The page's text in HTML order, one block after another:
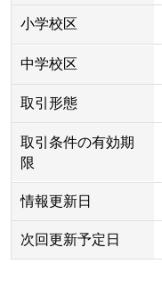
小学校区
中学校区
取引形態
取引条件の有効期
限
情報更新日
次回更新予定日